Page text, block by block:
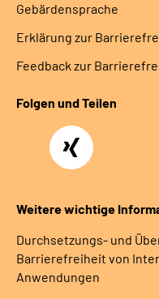
Gebärdensprache
Erklärung zur
Feedback zur
Folgen und Teilen
Xing
Weitere wichtige
Durchsetzungs- und
Barrierefreiheit von
Anwendungen